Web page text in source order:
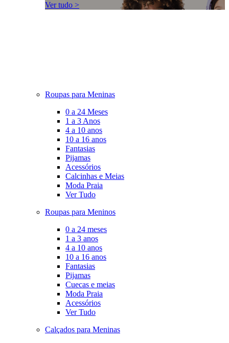
Ver tudo >
Roupas para Meninas
0 a 24 Meses
1 a 3 Anos
4 a 10 anos
10 a 16 anos
Fantasias
Pijamas
Acessórios
Calcinhas e Meias
Moda Praia
Ver Tudo
Roupas para Meninos
0 a 24 meses
1 a 3 anos
4 a 10 anos
10 a 16 anos
Fantasias
Pijamas
Cuecas e meias
Moda Praia
Acessórios
Ver Tudo
Calçados para Meninas